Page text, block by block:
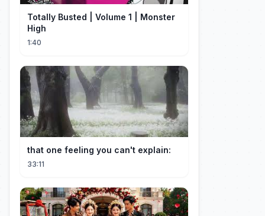
Totally Busted | Volume 1 | Monster
High
1:40
that one feeling you can't explain:
33:11